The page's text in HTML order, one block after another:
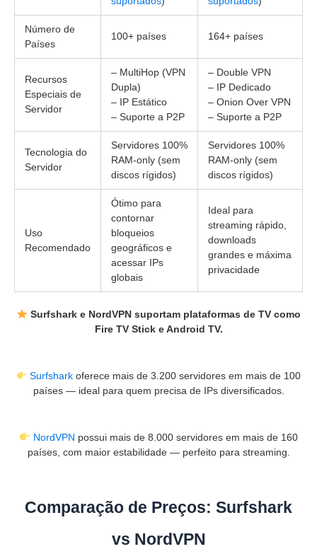
Número de
Países
100+ países 164+ países
Recursos
Especiais de
Servidor
– MultiHop (VPN
Dupla)
– IP Estático
– Suporte a P2P
– Double VPN
– IP Dedicado
– Onion Over VPN
– Suporte a P2P
Tecnologia do
Servidor
Servidores 100%
RAM-only (sem
discos rígidos)
Servidores 100%
RAM-only (sem
discos rígidos)
Uso
Recomendado
Ótimo para
contornar
bloqueios
geográficos e
acessar IPs
globais
Ideal para
streaming rápido,
downloads
grandes e máxima
privacidade
Surfshark e NordVPN suportam plataformas de TV como
Fire TV Stick e Android TV.
Surfshark oferece mais de 3.200 servidores em mais de 100
países — ideal para quem precisa de IPs diversificados.
NordVPN possui mais de 8.000 servidores em mais de 160
países, com maior estabilidade — perfeito para streaming.
Comparação de Preços: Surfshark
vs NordVPN